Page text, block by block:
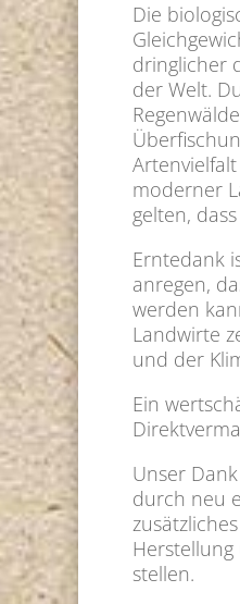
Die
dringlicher
der Welt.
moderner
gelten,
Erntedank
anregen,
werden
Landwirte
und der
Ein
Unser
durch neu
stellen.